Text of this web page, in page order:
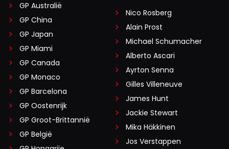
GP Australië
GP China
GP Japan
GP Miami
GP Canada
GP Monaco
GP Barcelona
GP Oostenrijk
GP Groot-Brittannië
GP België
Nico Rosberg
Alain Prost
Michael Schumacher
Alberto Ascari
Ayrton Senna
Gilles Villeneuve
James Hunt
Jackie Stewart
Mika Häkkinen
Jos Verstappen